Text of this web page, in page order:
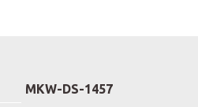
MKW-DS-1457